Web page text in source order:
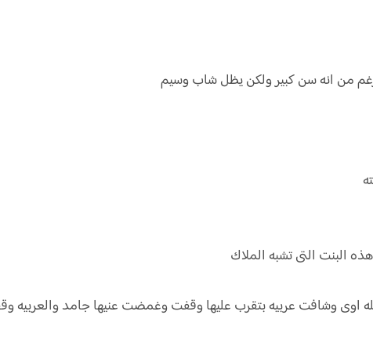
من انه سن كبير ولكن يظل شاب وسيم
البنت التى تشبه الملاك
اوى وشافت عربيه بتقرب عليها وقفت وغمضت عنيها جامد والعربيه